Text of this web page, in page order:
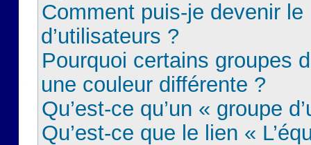
Comment puis-je devenir le
d’utilisateurs ?
Pourquoi certains groupes
une couleur différente ?
Qu’est-ce qu’un « groupe
Qu’est-ce que le lien «